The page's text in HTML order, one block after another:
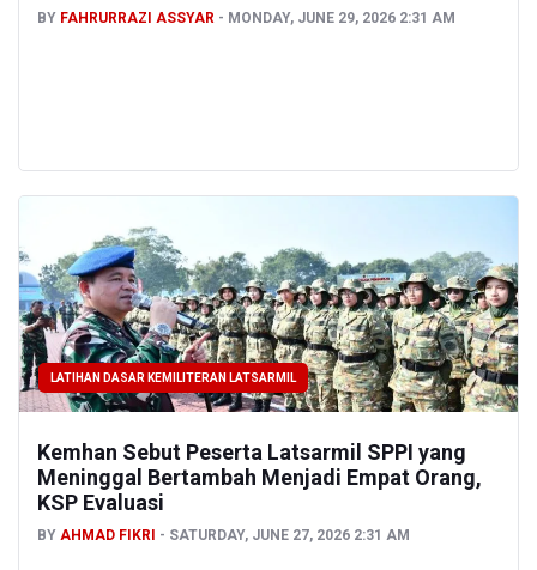
BY FAHRURRAZI ASSYAR MONDAY, JUNE 29, 2026 2:31 AM
LATIHAN DASAR KEMILITERAN LATSARMIL
Kemhan Sebut Peserta Latsarmil SPPI yang
Meninggal Bertambah Menjadi Empat Orang,
KSP Evaluasi
BY AHMAD FIKRI SATURDAY, JUNE 27, 2026 2:31 AM